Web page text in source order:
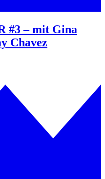
#3 – mit Gina
Chavez